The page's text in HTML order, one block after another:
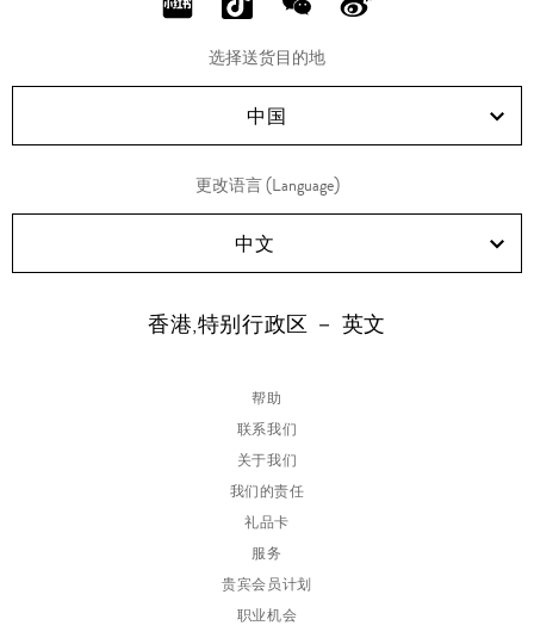
分
RED!
分
享
Douyin!
分
享
WeChat!
分
Weibo!
选择送货目的地
中国
更改语言 (Language)
中文
香港,特别行政区 － 英文
帮助
联系我们
关于我们
我们的责任
礼品卡
服务
贵宾会员计划
职业机会